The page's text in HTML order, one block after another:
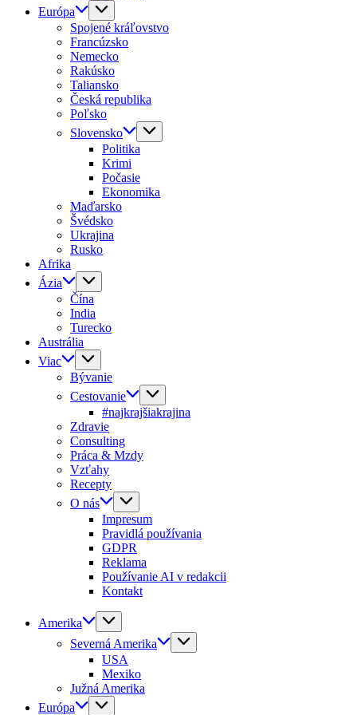
Európa
Spojené kráľovstvo
Francúzsko
Nemecko
Rakúsko
Taliansko
Česká republika
Poľsko
Slovensko
Politika
Krimi
Počasie
Ekonomika
Maďarsko
Švédsko
Ukrajina
Rusko
Afrika
Ázia
Čína
India
Turecko
Austrália
Viac
Bývanie
Cestovanie
#najkrajšiakrajina
Zdravie
Consulting
Práca & Mzdy
Vzťahy
Recepty
O nás
Impresum
Pravidlá používania
GDPR
Reklama
Používanie AI v redakcii
Kontakt
Amerika
Severná Amerika
USA
Mexiko
Južná Amerika
Európa